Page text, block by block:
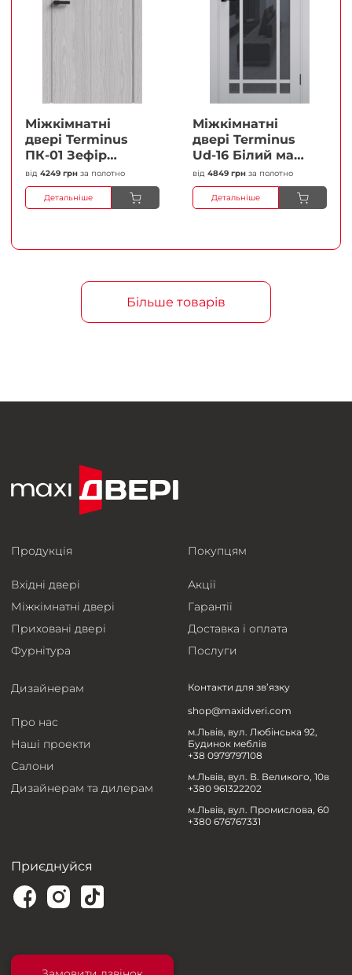
Міжкімнатні
двері Terminus
ПК-01 Зефір
Глухі Плівка
від 4249 грн за полотно
Детальніше
Міжкімнатні
двері Terminus
Ud-16 Білий мат
(Термінус) Сатин
білий Плівка
від 4849 грн за полотно
Детальніше
Більше товарів
Продукція
Вхідні двері
Міжкімнатні двері
Приховані двері
Фурнітура
Покупцям
Акції
Гарантії
Доставка і оплата
Послуги
Дизайнерам
Про нас
Наші проекти
Салони
Дизайнерам та дилерам
Контакти для зв’язку
shop@maxidveri.com
м.Львів, вул. Любінська 92,
Будинок меблів
+38 0979797108
м.Львів, вул. В. Великого, 10в
+380 961322202
м.Львів, вул. Промислова, 60
+380 676767331
Приєднуйся